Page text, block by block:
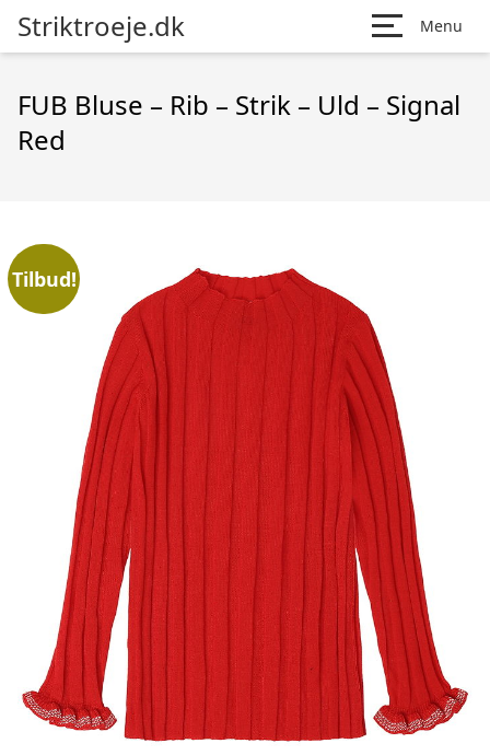
Striktroeje.dk Menu
FUB Bluse – Rib – Strik – Uld – Signal
Red
Tilbud!